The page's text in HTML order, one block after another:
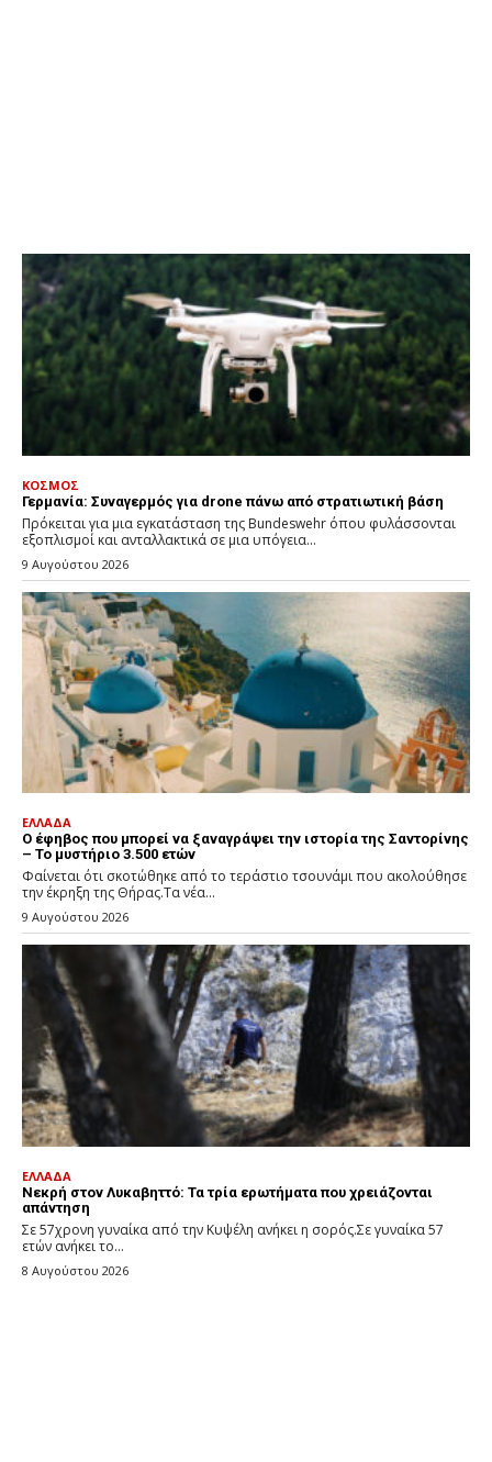
ΚΟΣΜΟΣ
Γερμανία: Συναγερμός για drone πάνω από στρατιωτική βάση
Πρόκειται για μια εγκατάσταση της Bundeswehr όπου φυλάσσονται
εξοπλισμοί και ανταλλακτικά σε μια υπόγεια...
9 Αυγούστου 2026
ΕΛΛΑΔΑ
Ο έφηβος που μπορεί να ξαναγράψει την ιστορία της Σαντορίνης
– Το μυστήριο 3.500 ετών
Φαίνεται ότι σκοτώθηκε από το τεράστιο τσουνάμι που ακολούθησε
την έκρηξη της Θήρας.Τα νέα...
9 Αυγούστου 2026
ΕΛΛΑΔΑ
Νεκρή στον Λυκαβηττό: Τα τρία ερωτήματα που χρειάζονται
απάντηση
Σε 57χρονη γυναίκα από την Κυψέλη ανήκει η σορός.Σε γυναίκα 57
ετών ανήκει το...
8 Αυγούστου 2026